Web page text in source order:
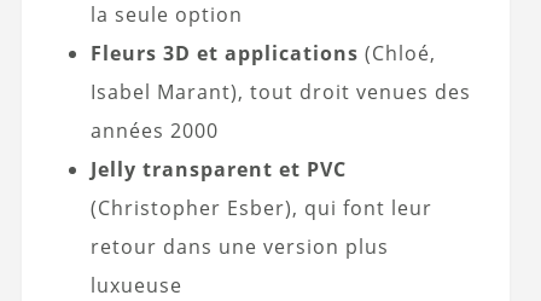
la seule option
Fleurs 3D et applications (Chloé,
Isabel Marant), tout droit venues des
années 2000
Jelly transparent et PVC
(Christopher Esber), qui font leur
retour dans une version plus
luxueuse